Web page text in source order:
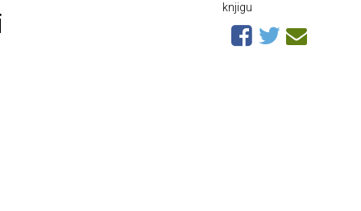
knjigu